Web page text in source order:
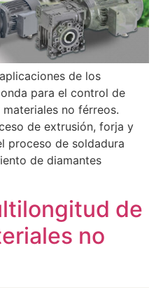
de los
para el control de
no férreos.
de extrusión, forja y
proceso de soldadura
de diamantes
de
no